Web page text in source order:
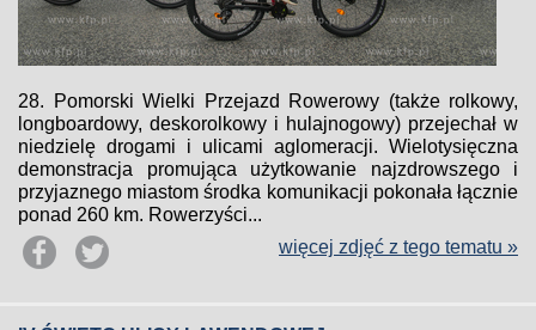
28. Pomorski Wielki Przejazd Rowerowy (także rolkowy,
longboardowy, deskorolkowy i hulajnogowy) przejechał w
niedzielę drogami i ulicami aglomeracji. Wielotysięczna
demonstracja promująca użytkowanie najzdrowszego i
przyjaznego miastom środka komunikacji pokonała łącznie
ponad 260 km. Rowerzyści...
więcej zdjęć z tego tematu »